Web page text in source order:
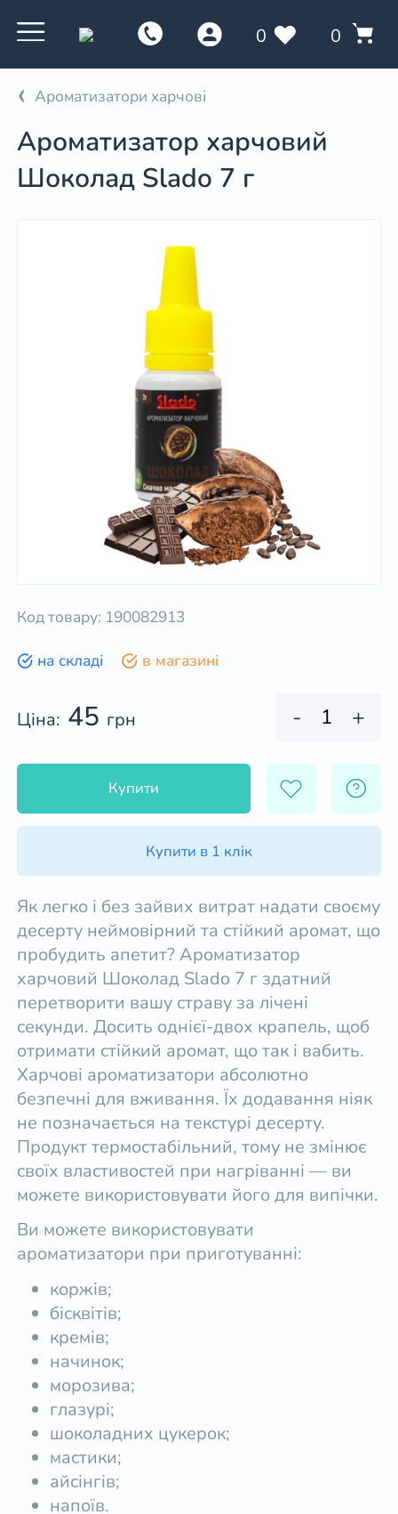
0 0
Ароматизатори харчові
Ароматизатор харчовий
Шоколад Slado 7 г
Код товару: 190082913
на складі в магазині
Ціна: 45 грн - +
Купити
Купити в 1 клік
Як легко і без зайвих витрат надати своєму
десерту неймовірний та стійкий аромат, що
пробудить апетит? Ароматизатор
харчовий Шоколад Slado 7 г здатний
перетворити вашу страву за лічені
секунди. Досить однієї-двох крапель, щоб
отримати стійкий аромат, що так і вабить.
Харчові ароматизатори абсолютно
безпечні для вживання. Їх додавання ніяк
не позначається на текстурі десерту.
Продукт термостабільний, тому не змінює
своїх властивостей при нагріванні — ви
можете використовувати його для випічки.
Ви можете використовувати
ароматизатори при приготуванні:
коржів;
бісквітів;
кремів;
начинок;
морозива;
глазурі;
шоколадних цукерок;
мастики;
айсінгів;
напоїв.